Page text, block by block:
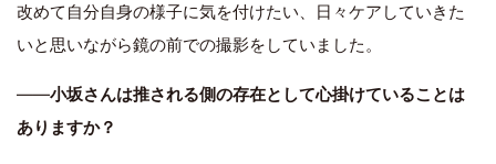
改めて自分自身の様子に気を付けたい、日々ケアしていきた
いと思いながら鏡の前での撮影をしていました。
――小坂さんは推される側の存在として心掛けていることは
ありますか？